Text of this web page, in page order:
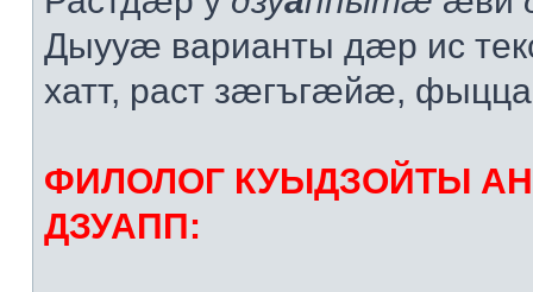
Дыууæ варианты дæр ис
хатт, раст зæгъгæйæ,
ФИЛОЛОГ КУЫДЗОЙТЫ
ДЗУАПП: